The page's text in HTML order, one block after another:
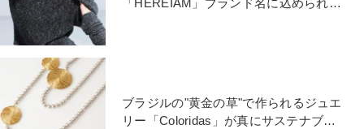
「HEREIAM」ブランド名に込められた
ブラジルの"黄金の草"で作られるジュエ
リー「Coloridas」が真にサステナブル